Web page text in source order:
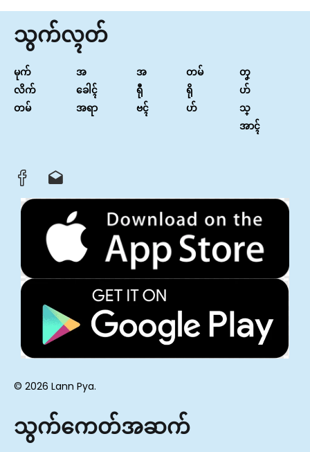
သွက်လ္ၚတ်
မုက်
လိက်
တမ်
အ
ခေါၚ်
အရာ
အ
ရီု
ဗၚ်
တမ်
ရို
ဟ်
တၞ
ဟ်
သ္
အာၚ်
© 2026 Lann Pya.
သွက်ကေတ်အဆက်